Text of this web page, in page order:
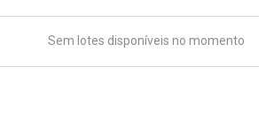
Sem lotes disponíveis no momento